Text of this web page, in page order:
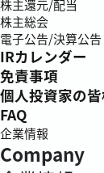
株主還元/配当
株主総会
電子公告/決算公告
IRカレンダー
免責事項
個人投資家の
FAQ
企業情報
Company